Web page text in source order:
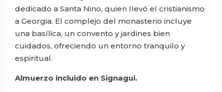
dedicado a Santa Nino, quien llevó el cristianismo
a Georgia. El complejo del monasterio incluye
una basílica, un convento y jardines bien
cuidados, ofreciendo un entorno tranquilo y
espiritual.
Almuerzo incluido en Signagui.